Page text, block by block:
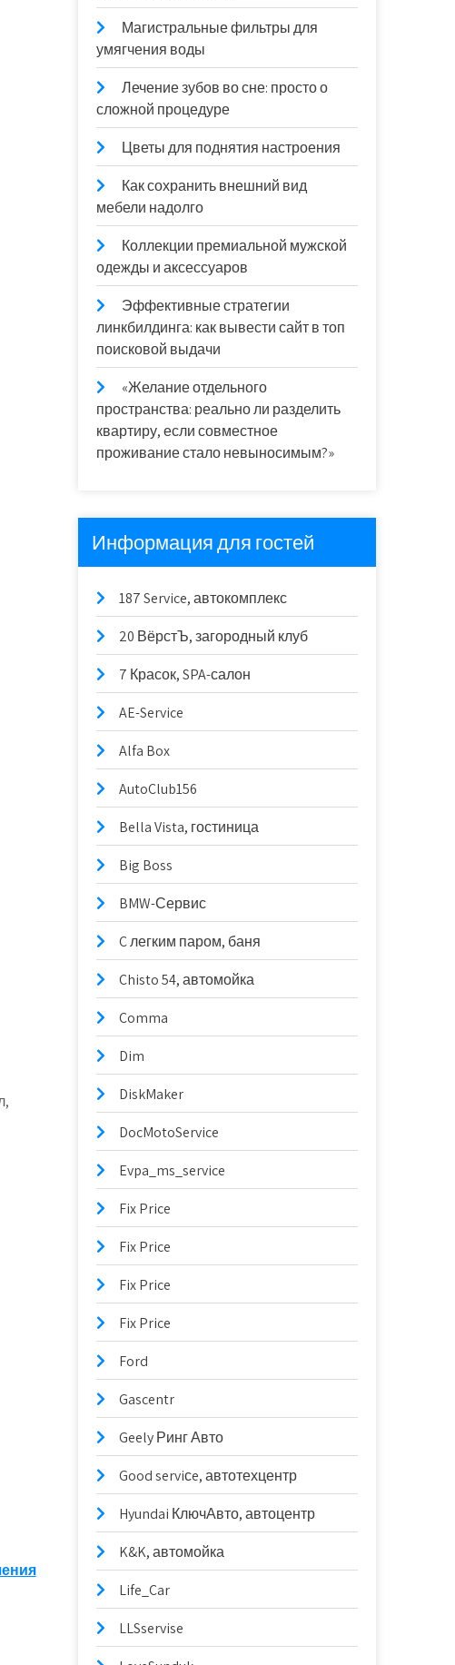
Магистральные фильтры для
умягчения воды
Лечение зубов во сне: просто о
сложной процедуре
Цветы для поднятия настроения
Как сохранить внешний вид
мебели надолго
Коллекции премиальной мужской
одежды и аксессуаров
Эффективные стратегии
линкбилдинга: как вывести сайт в топ
поисковой выдачи
«Желание отдельного
пространства: реально ли разделить
квартиру, если совместное
проживание стало невыносимым?»
Информация для гостей
187 Service, автокомплекс
20 ВёрстЪ, загородный клуб
7 Красок, SPA-салон
AE-Service
Alfa Box
AutoClub156
Bella Vista, гостиница
Big Boss
BMW-Сервис
C легким паром, баня
Chisto 54, автомойка
Comma
Dim
DiskMaker
DocMotoService
Evpa_ms_service
Fix Price
Fix Price
Fix Price
Fix Price
Ford
Gascentr
Geely Ринг Авто
Good serviсe, автотехцентр
Hyundai КлючАвто, автоцентр
K&K, автомойка
Life_Car
LLSservise